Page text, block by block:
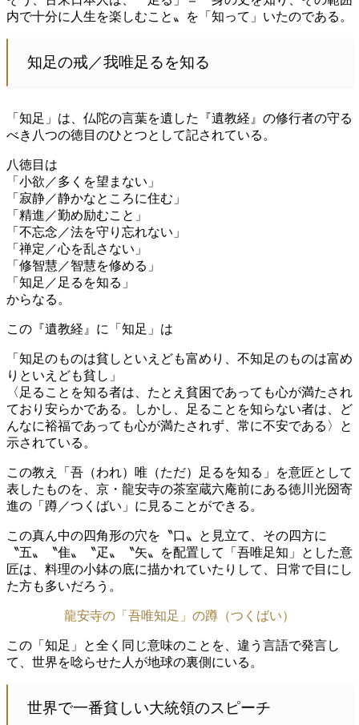
内で十分に人生を楽しむこと〟を「知って」いたのである。
知足の戒／我唯足るを知る
「知足」は、仏陀の言葉を遺した『遺教経』の修行者の守る
べき八つの徳目のひとつとして記されている。
八徳目は
「小欲／多くを望まない」
「寂静／静かなところに住む」
「精進／勤め励むこと」
「不忘念／法を守り忘れない」
「禅定／心を乱さない」
「修智慧／智慧を修める」
「知足／足るを知る」
からなる。
この『遺教経』に「知足」は
「知足のものは貧しといえども富めり、不知足のものは富め
りといえども貧し」
〈足ることを知る者は、たとえ貧困であっても心が満たされ
ており安らかである。しかし、足ることを知らない者は、ど
んなに裕福であっても心が満たされず、常に不安である〉と
示されている。
この教え「吾（われ）唯（ただ）足るを知る」を意匠として
表したものを、京・龍安寺の茶室蔵六庵前にある徳川光圀寄
進の「蹲／つくばい」に見ることができる。
この真ん中の四角形の穴を〝口〟と見立て、その四方に
〝五〟〝隹〟〝疋〟〝矢〟を配置して「吾唯足知」とした意
匠は、料理の小鉢の底に描かれていたりして、日常で目にし
た方も多いだろう。
龍安寺の「吾唯知足」の蹲（つくばい）
この「知足」と全く同じ意味のことを、違う言語で発言し
て、世界を唸らせた人が地球の裏側にいる。
世界で一番貧しい大統領のスピーチ